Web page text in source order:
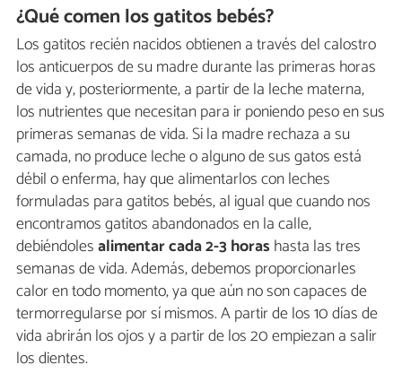
¿Qué comen los gatitos bebés?
Los gatitos recién nacidos obtienen a través del calostro
los anticuerpos de su madre durante las primeras horas
de vida y, posteriormente, a partir de la leche materna,
los nutrientes que necesitan para ir poniendo peso en sus
primeras semanas de vida. Si la madre rechaza a su
camada, no produce leche o alguno de sus gatos está
débil o enferma, hay que alimentarlos con leches
formuladas para gatitos bebés, al igual que cuando nos
encontramos gatitos abandonados en la calle,
debiéndolesalimentar cada 2-3 horas hasta las tres
semanas de vida. Además, debemos proporcionarles
calor en todo momento, ya que aún no son capaces de
termorregularse por sí mismos. A partir de los 10 días de
vida abrirán los ojos y a partir de los 20 empiezan a salir
los dientes.